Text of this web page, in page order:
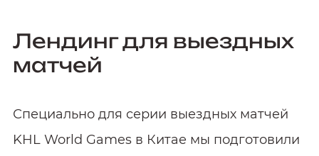
Лендинг для выездных
матчей
Специально для серии выездных матчей
KHL World Games в Китае мы подготовили